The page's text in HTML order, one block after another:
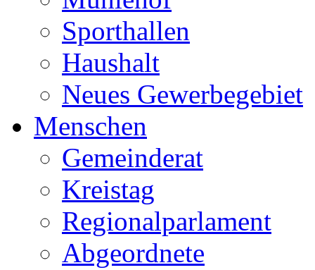
Sporthallen
Haushalt
Neues Gewerbegebiet
Menschen
Gemeinderat
Kreistag
Regionalparlament
Abgeordnete